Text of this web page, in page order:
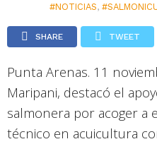
#NOTICIAS,
SHARE TWEET
Punta Arenas. 11
Maripani, destacó el
salmonera por acoger a
técnico en acuicultura